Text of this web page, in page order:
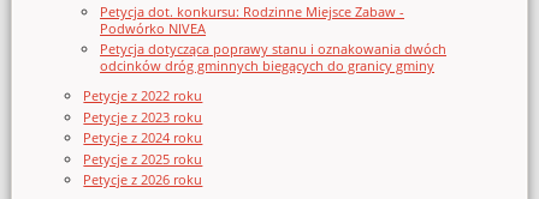
Petycja dot. konkursu: Rodzinne Miejsce Zabaw -
Podwórko NIVEA
Petycja dotycząca poprawy stanu i oznakowania dwóch
odcinków dróg gminnych biegących do granicy gminy
Petycje z 2022 roku
Petycje z 2023 roku
Petycje z 2024 roku
Petycje z 2025 roku
Petycje z 2026 roku